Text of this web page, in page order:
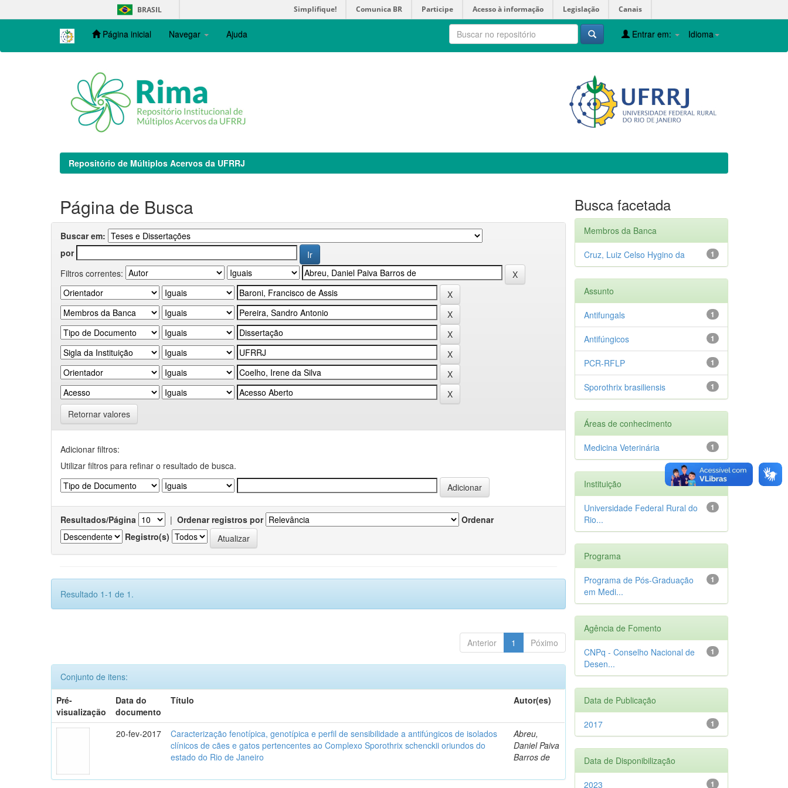
navigation
BRASIL Simplifique! Comunica BR Participe Acesso à informação Legislação Canais
Página inicial Navegar Ajuda Idioma
Entrar em:
Repositório de Múltiplos Acervos da UFRRJ
Página de Busca
Buscar em:
por
Filtros correntes:
Retornar valores
Adicionar filtros:
Utilizar filtros para refinar o resultado de busca.
Resultados/Página | Ordenar registros por
Ordenar
Registro(s)
Resultado 1-1 de 1.
Anterior 1 Póximo
Conjunto de itens:
Pré-
visualização
Data do
documento
Título Autor(es)
20-fev-2017
Caracterização fenotípica, genotípica e perfil de sensibilidade a antifúngicos de isolados
clínicos de cães e gatos pertencentes ao Complexo Sporothrix schenckii oriundos do
estado do Rio de Janeiro
Abreu,
Daniel Paiva
Barros de
Busca facetada
Membros da Banca
1
Cruz, Luiz Celso Hygino da
Assunto
1
Antifungals
1
Antifúngicos
1
PCR-RFLP
1
Sporothrix brasiliensis
Áreas de conhecimento
1
Medicina Veterinária
Instituição
1
Universidade Federal Rural do
Rio...
Programa
1
Programa de Pós-Graduação
em Medi...
Agência de Fomento
1
CNPq - Conselho Nacional de
Desen...
Data de Publicação
1
2017
Data de Disponibilização
1
2023